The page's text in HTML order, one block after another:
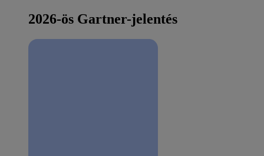
2026-ös Gartner-jelentés